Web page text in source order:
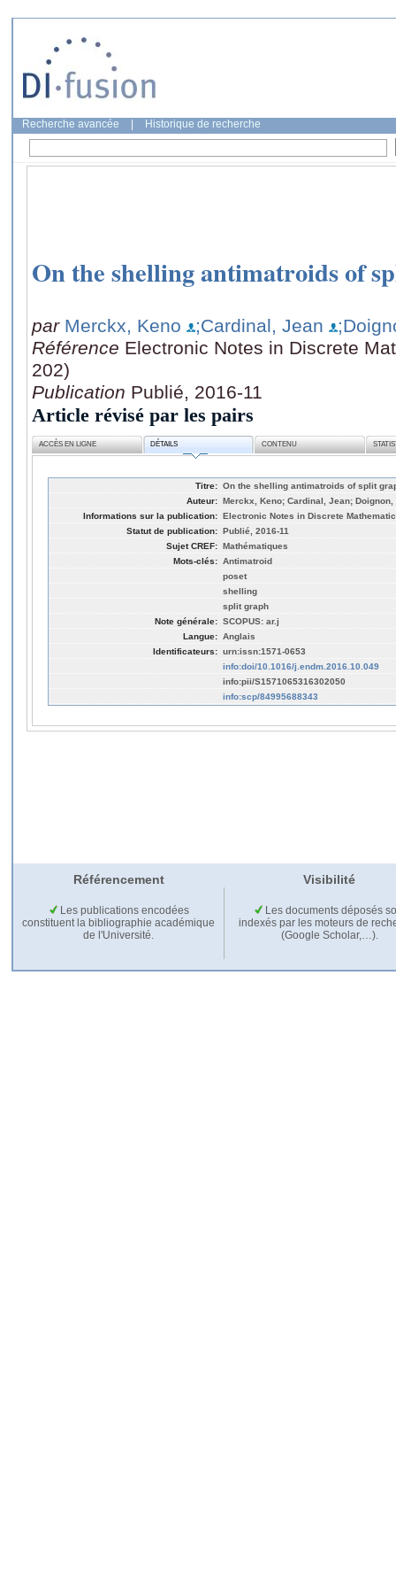
Recherche avancée Historique de recherche
On the shelling antimatroids of
par Merckx, Keno ;Cardinal, Jean
Référence Electronic Notes in Discrete
202)
Publication Publié, 2016-11
Article révisé par les pairs
ACCÈS EN LIGNE DÉTAILS CONTENU
Titre: On the shelling antimatroids of split
Auteur: Merckx, Keno; Cardinal, Jean; Doignon,
Informations sur la publication: Electronic Notes in Discrete
Statut de publication: Publié, 2016-11
Sujet CREF: Mathématiques
Mots-clés: Antimatroid
poset
shelling
split graph
Note générale: SCOPUS: ar.j
Langue: Anglais
Identificateurs: urn:issn:1571-0653
info:doi/10.1016/j.endm.2016.10.049
info:pii/S1571065316302050
info:scp/84995688343
Référencement Visibilité
Les publications encodées
constituent la bibliographie académique
de l'Université.
Les documents déposés
indexés par les moteurs de
(Google Scholar,…).